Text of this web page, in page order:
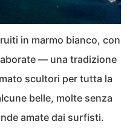
in marmo bianco, con
— una tradizione
scultori per tutta la
belle, molte senza
amate dai surfisti.